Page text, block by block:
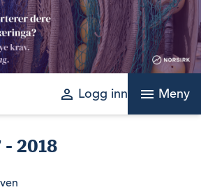
perm_identity Logg inn menu Meny
2018